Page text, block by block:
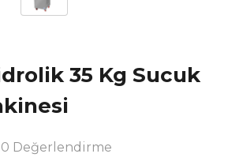
35 Kg Sucuk
0 Değerlendirme